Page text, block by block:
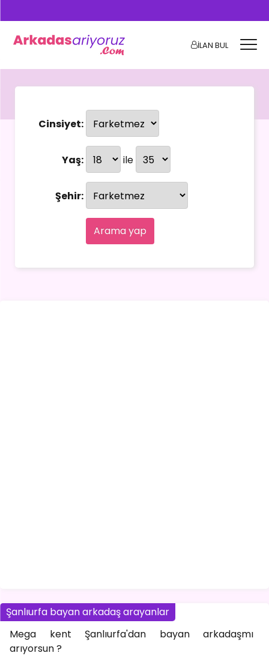
İLAN BUL
Cinsiyet:
Yaş: ile
Şehir:
Arama yap
Şanlıurfa bayan arkadaş arayanlar
Mega kent Şanlıurfa'dan bayan arkadaşmı
arıyorsun ?